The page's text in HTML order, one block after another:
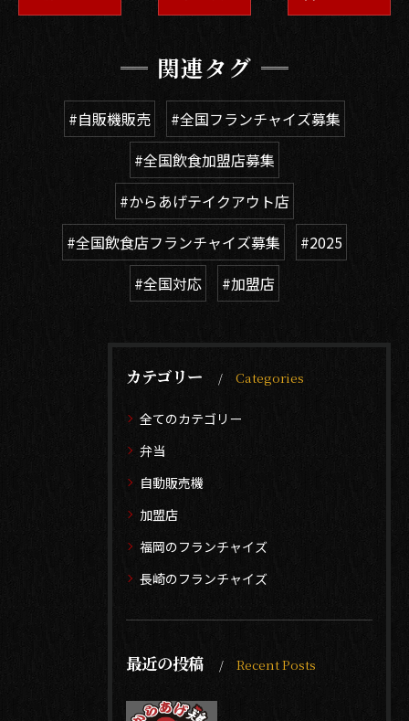
関連タグ
#自販機販売
#全国フランチャイズ募集
#全国飲食加盟店募集
#からあげテイクアウト店
#全国飲食店フランチャイズ募集
#2025
#全国対応
#加盟店
カテゴリー Categories
全てのカテゴリー
弁当
自動販売機
加盟店
福岡のフランチャイズ
長崎のフランチャイズ
最近の投稿 Recent Posts